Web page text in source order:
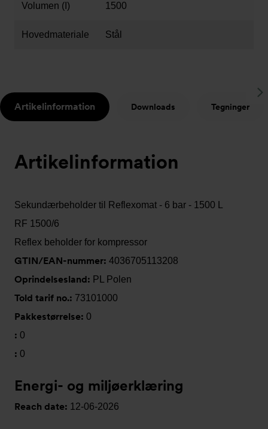
Volumen (I) 1500
Hovedmateriale Stål
Artikelinformation Downloads Tegninger
Artikelinformation
Sekundærbeholder til Reflexomat - 6 bar - 1500 L
RF 1500/6
Reflex beholder for kompressor
GTIN/EAN-nummer: 4036705113208
Oprindelsesland: PL Polen
Told tarif no.: 73101000
Pakkestørrelse: 0
: 0
: 0
Energi- og miljøerklæring
Reach date: 12-06-2026